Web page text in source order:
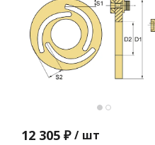
12 305 ₽ / шт